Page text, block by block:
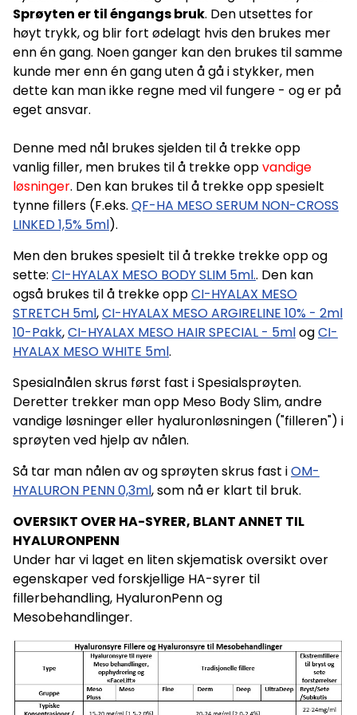
Sprøyten er til éngangs bruk. Den utsettes for
høyt trykk, og blir fort ødelagt hvis den brukes mer
enn én gang. Noen ganger kan den brukes til samme
kunde mer enn én gang uten å gå i stykker, men
dette kan man ikke regne med vil fungere - og er på
eget ansvar.
Denne med nål brukes sjelden til å trekke opp
vanlig filler, men brukes til å trekke oppvandige
løsninger. Den kan brukes til å trekke opp spesielt
tynne fillers (F.eks. QF-HA MESO SERUM NON-CROSS
LINKED 1,5% 5ml).
Men den brukes spesielt til å trekke trekke opp og
sette: CI-HYALAX MESO BODY SLIM 5ml.. Den kan
også brukes til å trekke oppCI-HYALAX MESO
STRETCH 5ml,CI-HYALAX MESO ARGIRELINE 10% - 2ml
10-Pakk,CI-HYALAX MESO HAIR SPECIAL - 5mlogCI-
HYALAX MESO WHITE 5ml.
Spesialnålen skrus først fast i Spesialsprøyten.
Deretter trekker man opp Meso Body Slim, andre
vandige løsninger eller hyaluronløsningen ("filleren") i
sprøyten ved hjelp av nålen.
Så tar man nålen av og sprøyten skrus fast iOM-
HYALURON PENN 0,3ml, som nå er klart til bruk.
OVERSIKT OVER HA-SYRER, BLANT ANNET TIL
HYALURONPENN
Under har vi laget en liten skjematisk oversikt over
egenskaper ved forskjellige HA-syrer til
fillerbehandling, HyaluronPenn og
Mesobehandlinger.